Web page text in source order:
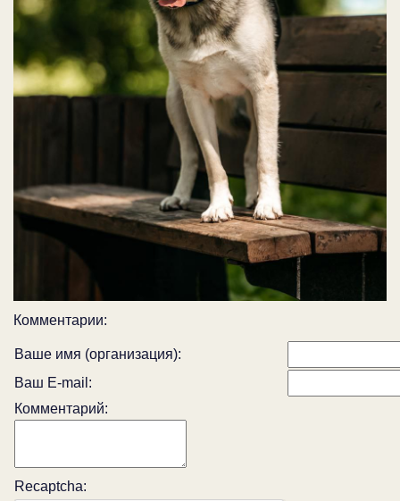
Комментарии:
Ваше имя (организация):
Ваш E-mail:
Комментарий:
Recaptcha: